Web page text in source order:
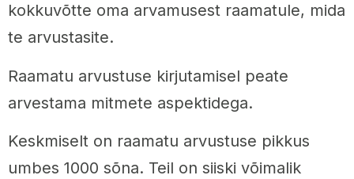
kokkuvõtte oma arvamusest raamatule, mida
te arvustasite.
Raamatu arvustuse kirjutamisel peate
arvestama mitmete aspektidega.
Keskmiselt on raamatu arvustuse pikkus
umbes 1000 sõna. Teil on siiski võimalik